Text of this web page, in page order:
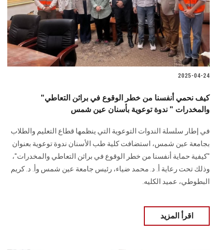
2025-04-24
"كيف نحمي أنفسنا من خطر الوقوع في براثن التعاطي
والمخدرات " ندوة توعوية بأسنان عين شمس
في إطار سلسلة الندوات التوعوية التي ينظمها قطاع التعليم والطلاب
بجامعة عين شمس، استضافت كلية طب الأسنان ندوة توعوية بعنوان
"كيفية حماية أنفسنا من خطر الوقوع في براثن التعاطي والمخدرات"،
وذلك تحت رعاية أ. د. محمد ضياء، رئيس جامعة عين شمس وأ. د. كريم
البطوطي، عميد الكليه.
اقرأ المزيد